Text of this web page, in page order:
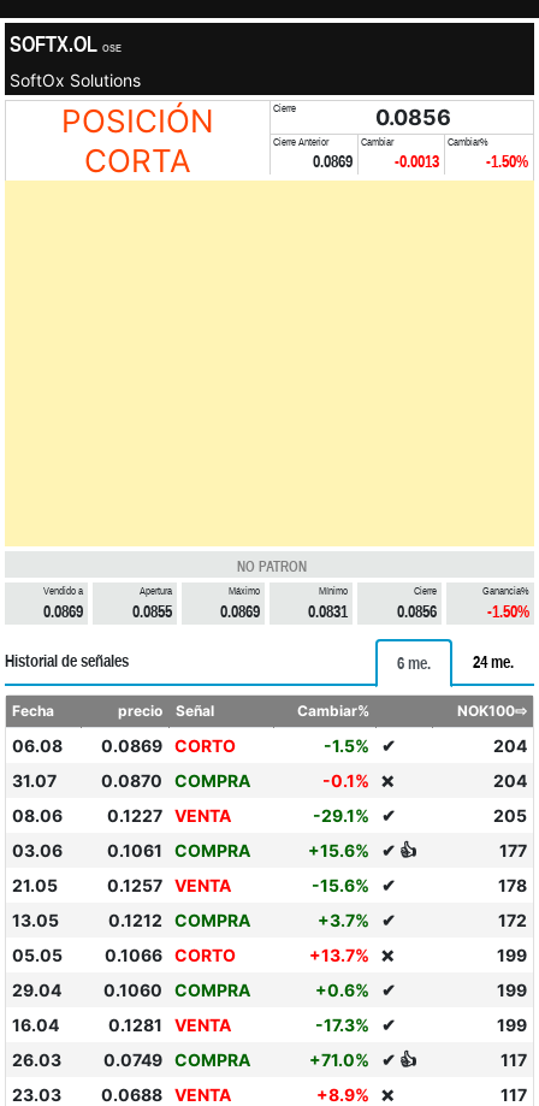
SOFTX.OL OSE
SoftOx Solutions
POSICIÓN
CORTA
Cierre 0.0856
Cierre Anterior
0.0869
Cambiar
-0.0013
Cambiar%
-1.50%
NO PATRON
Vendido a
0.0869
Apertura
0.0855
Máximo
0.0869
Mínimo
0.0831
Cierre
0.0856
Ganancia%
-1.50%
Historial de señales 6 me. 24 me.
Fecha precio Señal Cambiar% NOK100⇨
06.08 0.0869 CORTO -1.5% ✔
204
31.07
0.0870 COMPRA -0.1% ❌
204
08.06
0.1227 VENTA -29.1% ✔
205
03.06
0.1061 COMPRA +15.6% ✔ 👍
177
21.05
0.1257 VENTA -15.6% ✔
178
13.05
0.1212 COMPRA +3.7% ✔
172
05.05
0.1066 CORTO +13.7% ❌
199
29.04
0.1060 COMPRA +0.6% ✔
199
16.04
0.1281 VENTA -17.3% ✔
199
26.03
0.0749 COMPRA +71.0% ✔ 👍
117
23.03
0.0688 VENTA +8.9% ❌
117